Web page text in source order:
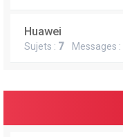
Huawei
Sujets : 7Messages :